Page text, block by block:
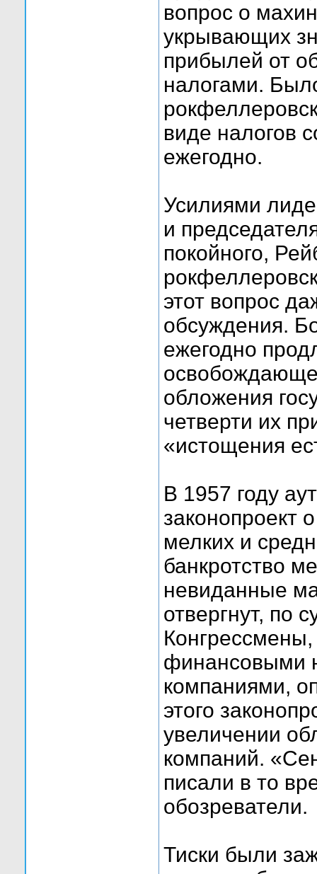
вопрос о
укрывающих
прибылей от
налогами.
виде налогов
ежегодно.
Усилиями
и
покойного,
этот вопрос
обсуждения.
ежегодно
обложения
четверти их
«истощения
В 1957 году
законопроект
мелких и
банкротство
невиданные
отвергнут, по
финансовыми
компаниями,
этого
увеличении
компаний.
писали в то
обозреватели.
Тиски были